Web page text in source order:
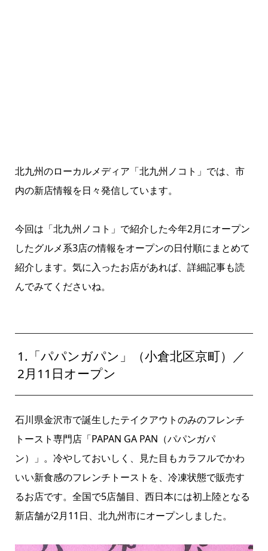
北九州のローカルメディア「北九州ノコト」では、市
内の新店情報を日々発信しています。
今回は「北九州ノコト」で紹介した今年2月にオープン
したグルメ系3店の情報をオープンの日付順にまとめて
紹介します。気に入ったお店があれば、詳細記事も読
んでみてくださいね。
1.「パパンガパン」（小倉北区京町）／
2月11日オープン
石川県金沢市で誕生したテイクアウトのみのフレンチ
トースト専門店「PAPAN GA PAN（パパンガパ
ン）」 。冷やしておいしく、見た目もカラフルでかわ
いい新食感のフレンチトーストを、冷凍状態で販売す
るお店です。全国で5店舗目、西日本には初上陸となる
新店舗が2月11日、北九州市にオープンしました。